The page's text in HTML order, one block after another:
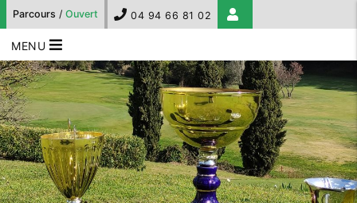
Parcours / Ouvert 04 94 66 81 02
MENU